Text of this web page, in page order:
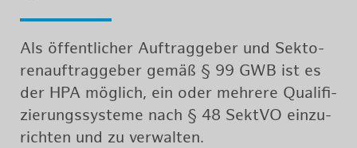
Als öf­fent­li­cher Auf­trag­ge­ber und Sek­to­
ren­auf­trag­ge­ber gemäß § 99 GWB ist es
der HPA mög­lich, ein oder meh­re­re Qua­li­fi­
zie­rungs­sys­te­me nach § 48 Sekt­VO ein­zu­
rich­ten und zu ver­wal­ten.